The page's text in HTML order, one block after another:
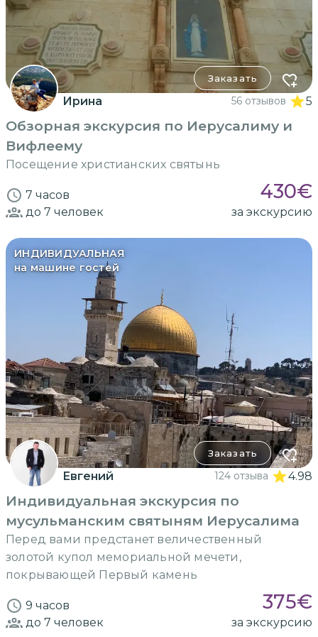
Заказать
Ирина 56 отзывов 5
Обзорная экскурсия по Иерусалиму и
Вифлеему
Посещение христианских святынь
7 часов 430€
до 7 человек за экскурсию
ИНДИВИДУАЛЬНАЯ
на машине гостей
Заказать
Евгений 124 отзыва 4.98
Индивидуальная экскурсия по
мусульманским святыням Иерусалима
Перед вами предстанет величественный
золотой купол мемориальной мечети,
покрывающей Первый камень
9 часов 375€
до 7 человек за экскурсию